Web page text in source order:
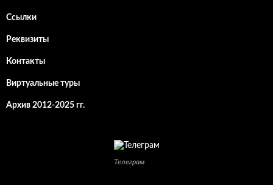
Ссылки
Реквизиты
Контакты
Виртуальные туры
Архив 2012-2025 гг.
Телеграм